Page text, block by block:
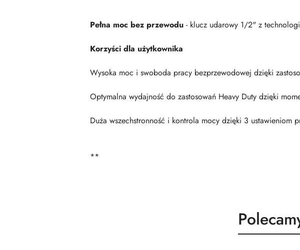
Pełna moc bez przewodu - klucz udarowy 1/2" z
Korzyści dla użytkownika
Wysoka moc i swoboda pracy bezprzewodowej dzięki
Optymalna wydajność do zastosowań Heavy Duty dzięki
Duża wszechstronność i kontrola mocy dzięki 3 ustawieniom
**
Produkty
o